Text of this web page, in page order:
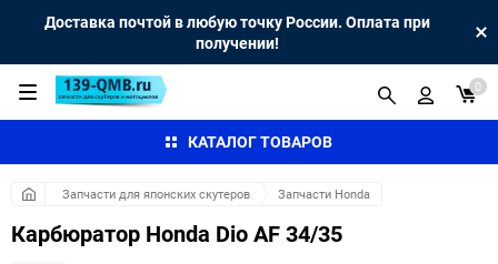
Доставка почтой в любую точку России. Оплата при
получении!
КАТАЛОГ ТОВАРОВ
0
Запчасти для японских скутеров Запчасти Honda
Карбюратор Honda Dio AF 34/35